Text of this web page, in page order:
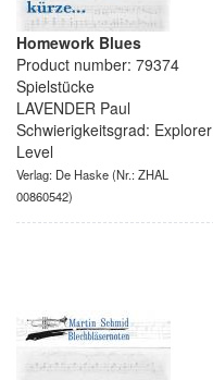
Homework Blues
Product number: 79374
Spielstücke
LAVENDER Paul
Schwierigkeitsgrad: Explorer
Level
Verlag: De Haske(Nr.: ZHAL
00860542)